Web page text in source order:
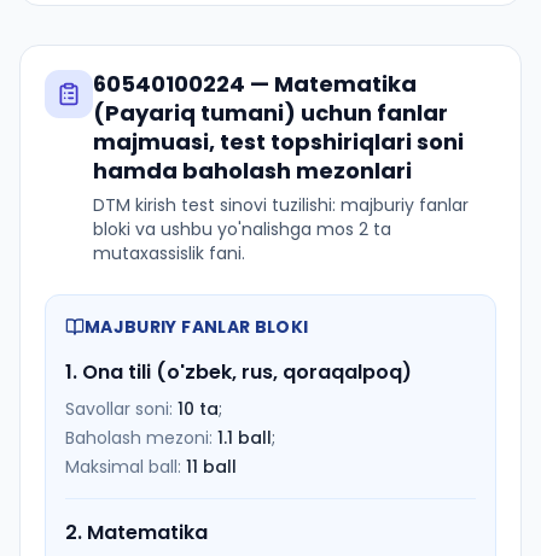
60540100224 — Matematika
(Payariq tumani) uchun fanlar
majmuasi, test topshiriqlari soni
hamda baholash mezonlari
DTM kirish test sinovi tuzilishi: majburiy fanlar
bloki va ushbu yo'nalishga mos 2 ta
mutaxassislik fani.
MAJBURIY FANLAR BLOKI
1. Ona tili (o'zbek, rus, qoraqalpoq)
Savollar soni: 10 ta;
Baholash mezoni: 1.1 ball;
Maksimal ball: 11 ball
2. Matematika